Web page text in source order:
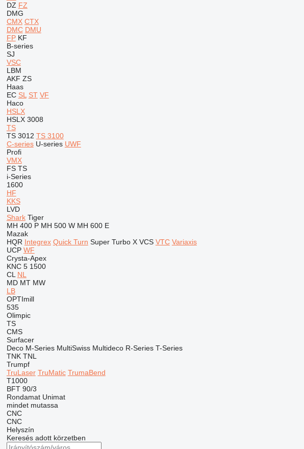
DZ FZ
DMG
CMX CTX
DMC DMU
FP KF
B-series
SJ
VSC
LBM
AKF ZS
Haas
EC SL ST VF
Haco
HSLX
HSLX 3008
TS
TS 3012 TS 3100
C-series U-series UWF
Profi
VMX
FS TS
i-Series
1600
HF
KKS
LVD
Shark Tiger
MH 400 P MH 500 W MH 600 E
Mazak
HQR Integrex Quick Turn Super Turbo X VCS VTC Variaxis
UCP WF
Crysta-Apex
KNC 5 1500
CL NL
MD MT MW
LB
OPTImill
535
Olimpic
TS
CMS
Surfacer
Deco M-Series MultiSwiss Multideco R-Series T-Series
TNK TNL
Trumpf
TruLaser TruMatic TrumaBend
T1000
BFT 90/3
Rondamat Unimat
mindet mutassa
CNC
CNC
Helyszín
Keresés adott körzetben